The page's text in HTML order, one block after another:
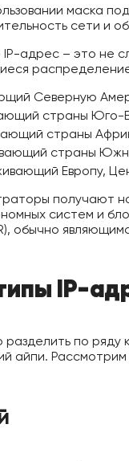
маска
сети и
адрес – это не
Северную
страны Юго-
страны
страны
Европу,
получают
систем и
обычно
IP-
по ряду
айпи.